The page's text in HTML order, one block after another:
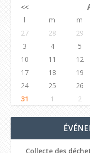
<<
l
m m
27
28 29
3
4 5
10
11 12
17
18 19
24
25 26
31
1 2
Collecte des